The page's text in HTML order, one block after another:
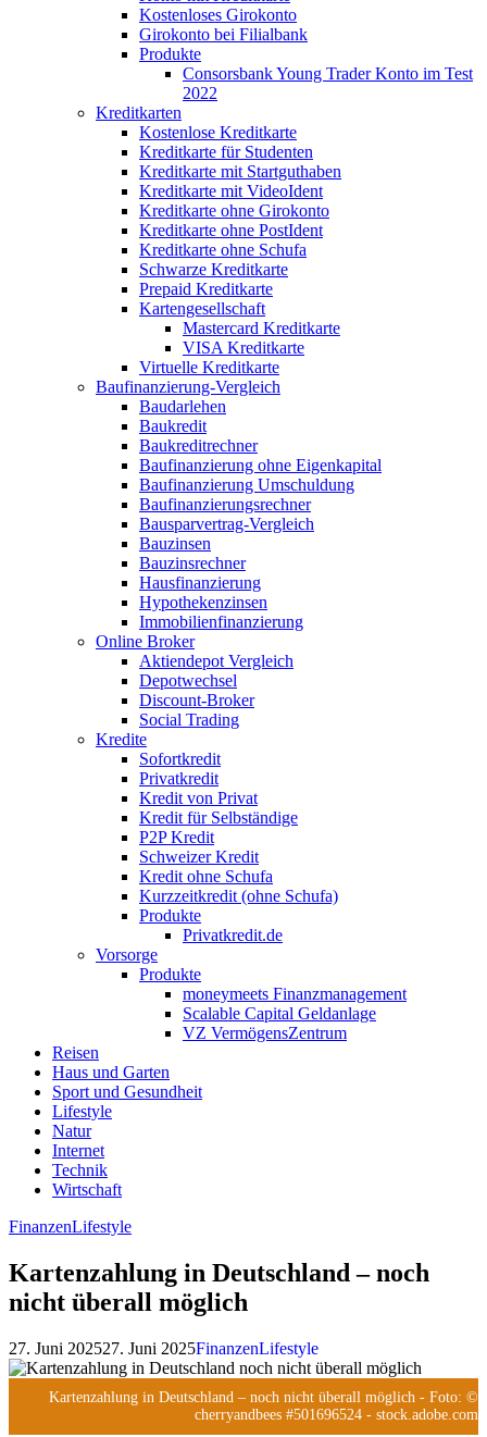
Kostenloses Girokonto
Girokonto bei Filialbank
Produkte
Consorsbank Young Trader Konto im Test
2022
Kreditkarten
Kostenlose Kreditkarte
Kreditkarte für Studenten
Kreditkarte mit Startguthaben
Kreditkarte mit VideoIdent
Kreditkarte ohne Girokonto
Kreditkarte ohne PostIdent
Kreditkarte ohne Schufa
Schwarze Kreditkarte
Prepaid Kreditkarte
Kartengesellschaft
Mastercard Kreditkarte
VISA Kreditkarte
Virtuelle Kreditkarte
Baufinanzierung-Vergleich
Baudarlehen
Baukredit
Baukreditrechner
Baufinanzierung ohne Eigenkapital
Baufinanzierung Umschuldung
Baufinanzierungsrechner
Bausparvertrag-Vergleich
Bauzinsen
Bauzinsrechner
Hausfinanzierung
Hypothekenzinsen
Immobilienfinanzierung
Online Broker
Aktiendepot Vergleich
Depotwechsel
Discount-Broker
Social Trading
Kredite
Sofortkredit
Privatkredit
Kredit von Privat
Kredit für Selbständige
P2P Kredit
Schweizer Kredit
Kredit ohne Schufa
Kurzzeitkredit (ohne Schufa)
Produkte
Privatkredit.de
Vorsorge
Produkte
moneymeets Finanzmanagement
Scalable Capital Geldanlage
VZ VermögensZentrum
Reisen
Haus und Garten
Sport und Gesundheit
Lifestyle
Natur
Internet
Technik
Wirtschaft
FinanzenLifestyle
Kartenzahlung in Deutschland – noch
nicht überall möglich
27. Juni 202527. Juni 2025FinanzenLifestyle
Kartenzahlung in Deutschland – noch nicht überall möglich - Foto: ©
cherryandbees #501696524 - stock.adobe.com